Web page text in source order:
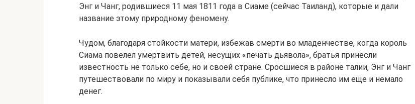
Энг и Чанг, родившиеся 11 мая 1811 года в Сиаме (сейчас Таиланд), которые и дали
название этому природному феномену.
Чудом, благодаря стойкости матери, избежав смерти во младенчестве, когда король
Сиама повелел умертвить детей, несущих «печать дьявола», братья принесли
известность не только себе, но и своей стране. Сросшиеся в районе талии, Энг и Чанг
путешествовали по миру и показывали себя публике, что принесло им еще и немало
денег.